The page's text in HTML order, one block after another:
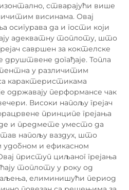
стварајући више
висинама. Овај
осигурава да и гости који
адекватну топлоту, што
савршен за коктелске
друштвене догађаје. Топла
у различитим
карактеристикама
одржавају перформансе чак
Високи напољу грејач
принципе грејања
и предмете уместо да
напољу ваздух, што
и ефикасном
приступ циљаног грејања
топлоту у року од
елиминишући период